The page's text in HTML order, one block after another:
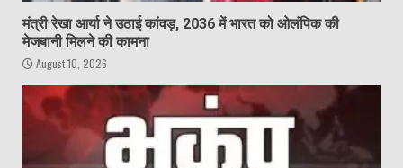
मंत्री रेखा आर्या ने उठाई कांवड़, 2036 में भारत को ओलंपिक की
मेजबानी मिलने की कामना
August 10, 2026